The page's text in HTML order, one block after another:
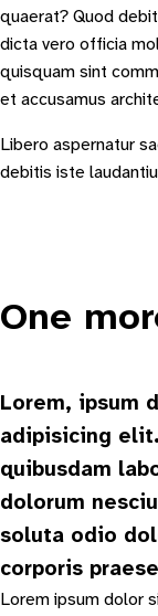
quaerat? Quod
dicta vero officia
quisquam sint
et accusamus
Libero aspernatur
debitis iste
One
Lorem, ipsum
adipisicing
quibusdam
dolorum
soluta odio
corporis
Lorem ipsum dolor